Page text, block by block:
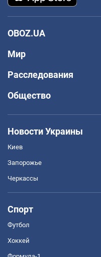
OBOZ.UA
Мир
Расследования
Общество
Новости Украины
Киев
Запорожье
Черкассы
Спорт
Футбол
Хоккей